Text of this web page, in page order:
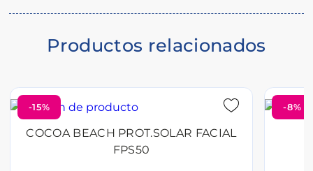
Productos relacionados
-15%
COCOA BEACH PROT.SOLAR FACIAL
FPS50
-8%